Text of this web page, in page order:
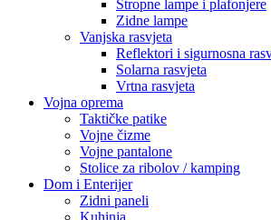
Stropne lampe i plafonjere
Zidne lampe
Vanjska rasvjeta
Reflektori i sigurnosna
Solarna rasvjeta
Vrtna rasvjeta
Vojna oprema
Taktičke patike
Vojne čizme
Vojne pantalone
Stolice za ribolov / kamping
Dom i Enterijer
Zidni paneli
Kuhinja